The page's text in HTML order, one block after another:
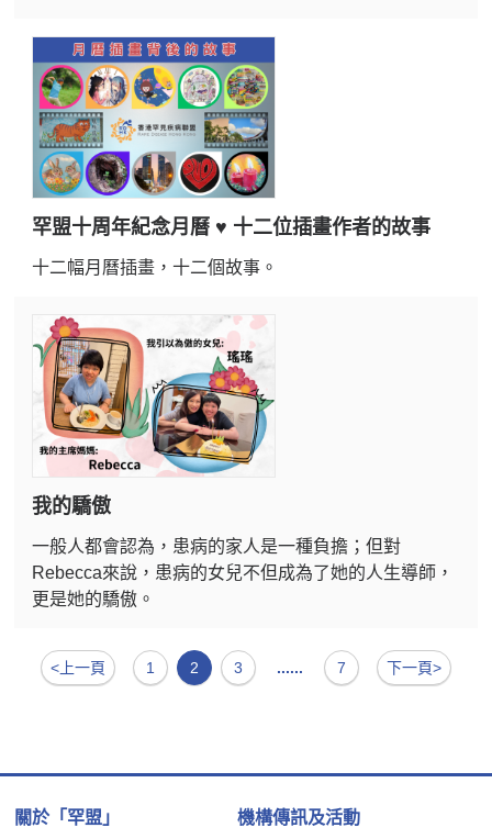
罕盟十周年紀念月曆 ♥ 十二位插畫作者的故事
十二幅月曆插畫，十二個故事。
我的驕傲
一般人都會認為，患病的家人是一種負擔；但對
Rebecca來說，患病的女兒不但成為了她的人生導師，
更是她的驕傲。
<上一頁 1 2 3 ...... 7 下一頁>
關於「罕盟」 機構傳訊及活動